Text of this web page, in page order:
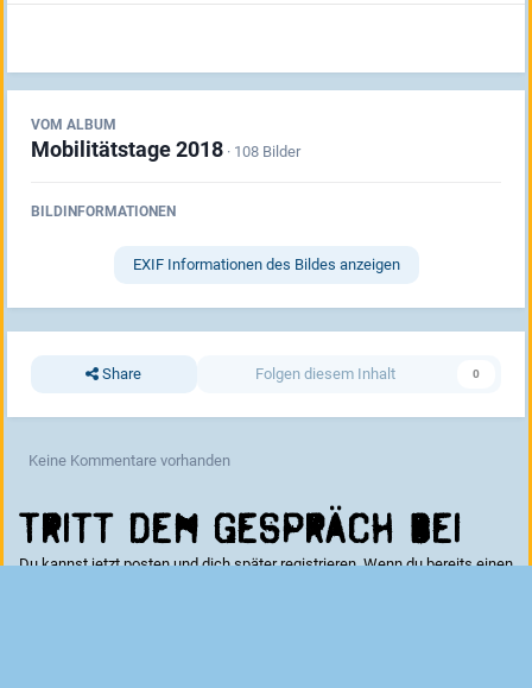
VOM ALBUM
Mobilitätstage 2018 · 108 Bilder
BILDINFORMATIONEN
EXIF Informationen des Bildes anzeigen
Share Folgen diesem Inhalt 0
Keine Kommentare vorhanden
Tritt dem Gespräch bei
Du kannst jetzt posten und dich später registrieren. Wenn du bereits einen